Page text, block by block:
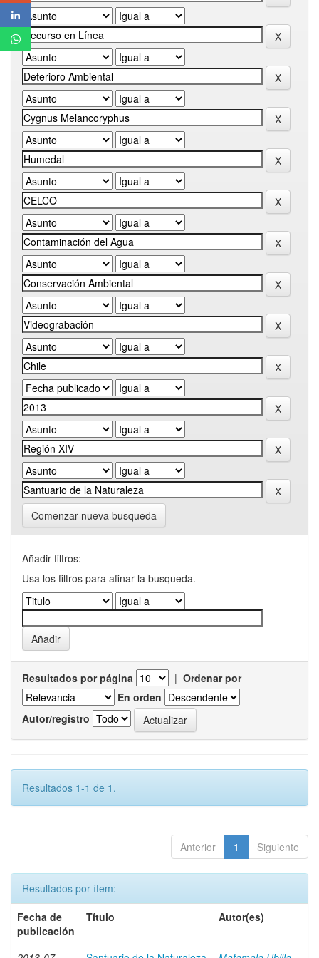
Comenzar nueva busqueda
Añadir filtros:
Usa los filtros para afinar la busqueda.
Resultados por página | Ordenar por
En orden
Autor/registro
Resultados 1-1 de 1.
Anterior 1 Siguiente
Resultados por ítem:
Fecha de
publicación
Título Autor(es)